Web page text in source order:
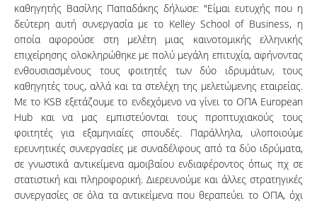
καθηγητής Βασίλης Παπαδάκης δήλωσε: "Είμαι ευτυχής που η
δεύτερη αυτή συνεργασία με το Kelley School of Business, η
οποία αφορούσε στη μελέτη μιας καινοτομικής ελληνικής
επιχείρησης ολοκληρώθηκε με πολύ μεγάλη επιτυχία, αφήνοντας
ενθουσιασμένους τους φοιτητές των δύο ιδρυμάτων, τους
καθηγητές τους, αλλά και τα στελέχη της μελετώμενης εταιρείας.
Με το KSB εξετάζουμε το ενδεχόμενο να γίνει το ΟΠΑ European
Hub και να μας εμπιστεύονται τους προπτυχιακούς τους
φοιτητές για εξαμηνιαίες σπουδές. Παράλληλα, υλοποιούμε
ερευνητικές συνεργασίες με συναδέλφους από τα δύο ιδρύματα,
σε γνωστικά αντικείμενα αμοιβαίου ενδιαφέροντος όπως πχ σε
στατιστική και πληροφορική. Διερευνούμε και άλλες στρατηγικές
συνεργασίες σε όλα τα αντικείμενα που θεραπεύει το ΟΠΑ, όχι